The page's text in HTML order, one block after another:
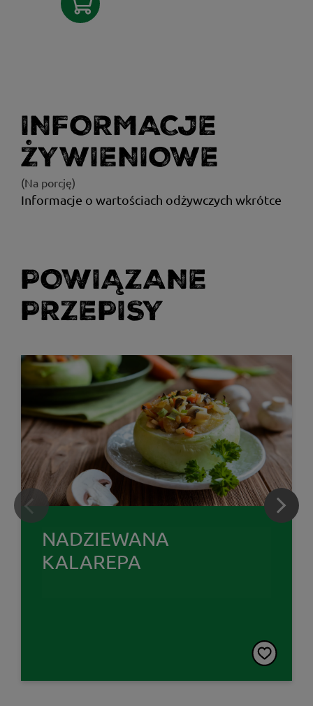
INFORMACJE
ŻYWIENIOWE
(Na porcję)
Informacje o wartościach odżywczych wkrótce
POWIĄZANE
PRZEPISY
NADZIEWANA
KALAREPA